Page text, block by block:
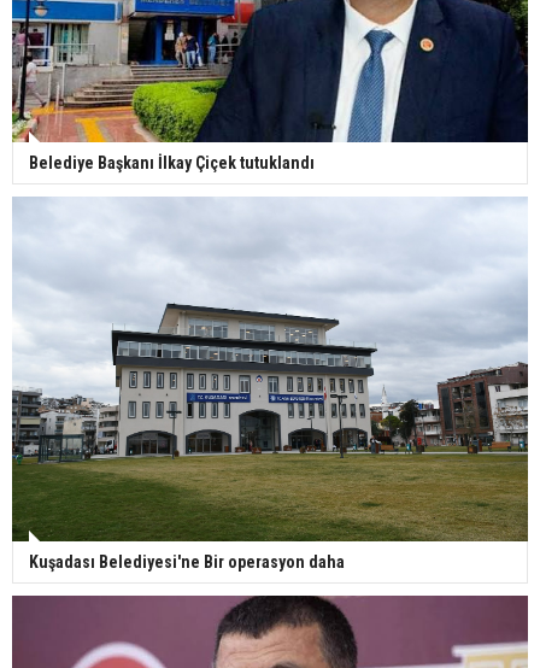
Belediye Başkanı İlkay Çiçek tutuklandı
Kuşadası Belediyesi'ne Bir operasyon daha